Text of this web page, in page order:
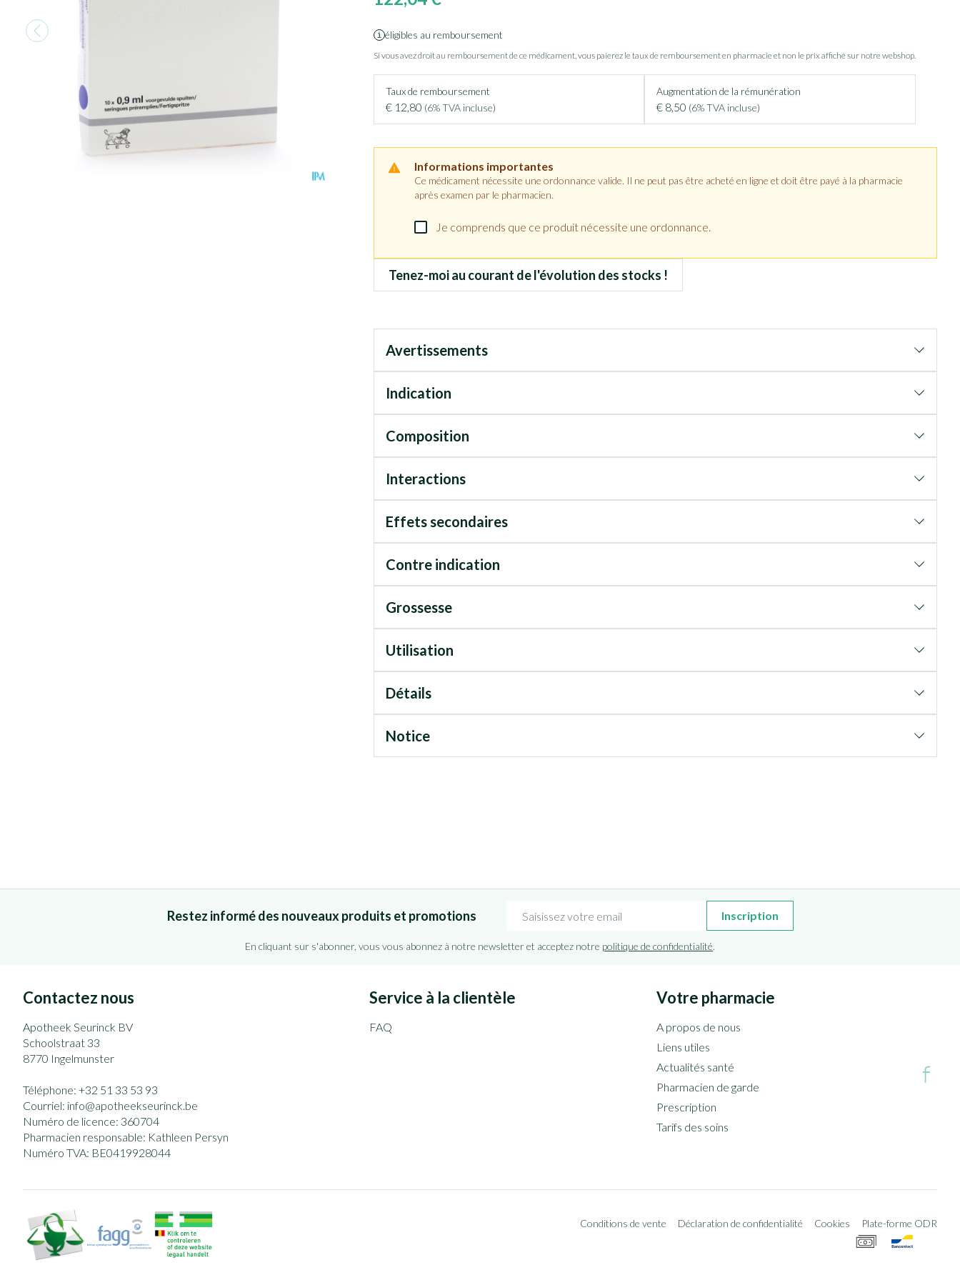
éligibles au remboursement
Si vous avez droit au remboursement de ce médicament, vous paierez le taux de remboursement en pharmacie et non le prix affiché sur notre webshop.
Taux de remboursement
€ 12,80 (6% TVA incluse)
Augmentation de la rémunération
€ 8,50 (6% TVA incluse)
Informations importantes
Ce médicament nécessite une ordonnance valide. Il ne peut pas être acheté en ligne et doit être payé à la pharmacie
après examen par le pharmacien.
Je comprends que ce produit nécessite une ordonnance.
Tenez-moi au courant de l'évolution des stocks !
Avertissements
Indication
Composition
Interactions
Effets secondaires
Contre indication
Grossesse
Utilisation
Détails
Notice
Restez informé des nouveaux produits et promotions Inscription
En cliquant sur s'abonner, vous vous abonnez à notre newsletter et acceptez notre politique de confidentialité.
Contactez nous
Apotheek Seurinck BV
Schoolstraat 33
8770 Ingelmunster
Téléphone: +32 51 33 53 93
Courriel: info@apotheekseurinck.be
Numéro de licence: 360704
Pharmacien responsable: Kathleen Persyn
Numéro TVA: BE0419928044
Service à la clientèle
FAQ
Votre pharmacie
A propos de nous
Liens utiles
Actualités santé
Pharmacien de garde
Prescription
Tarifs des soins
Conditions de vente Déclaration de confidentialité Cookies Plate-forme ODR